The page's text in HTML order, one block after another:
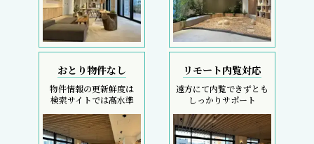
おとり物件なし
物件情報の更新鮮度は
検索サイトでは高水準
リモート内覧対応
遠方にて内覧できずとも
しっかりサポート